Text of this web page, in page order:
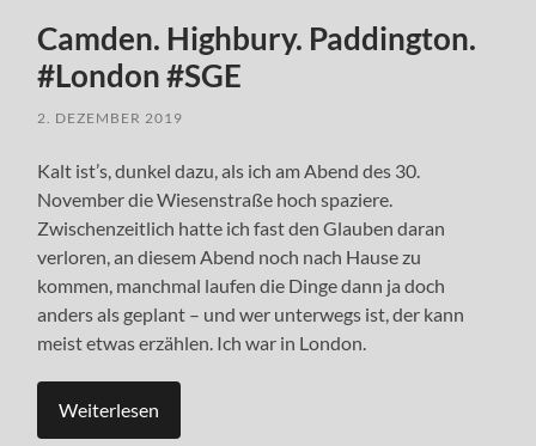
Camden. Highbury. Paddington.
#London #SGE
2. DEZEMBER 2019
Kalt ist’s, dunkel dazu, als ich am Abend des 30.
November die Wiesenstraße hoch spaziere.
Zwischenzeitlich hatte ich fast den Glauben daran
verloren, an diesem Abend noch nach Hause zu
kommen, manchmal laufen die Dinge dann ja doch
anders als geplant – und wer unterwegs ist, der kann
meist etwas erzählen. Ich war in London.
Weiterlesen